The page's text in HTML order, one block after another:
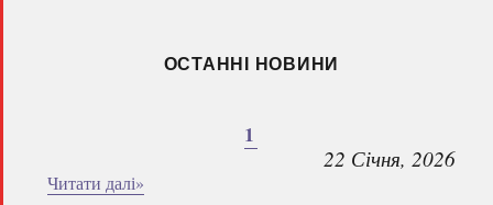
ОСТАННІ НОВИНИ
1
22 Січня, 2026
Читати далі»